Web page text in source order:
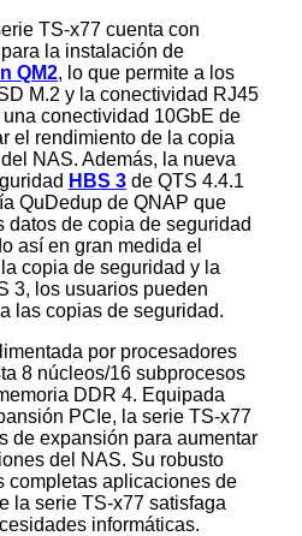
TS-x77 cuenta con
la instalación de
QM2, lo que permite a los
M.2 y la conectividad RJ45
conectividad 10GbE de
el rendimiento de la copia
NAS. Además, la nueva
HBS 3 de QTS 4.4.1
QuDedup de QNAP que
datos de copia de seguridad
así en gran medida el
copia de seguridad y la
3, los usuarios pueden
las copias de seguridad.
por procesadores
8 núcleos/16 subprocesos
DDR 4. Equipada
PCIe, la serie TS-x77
de expansión para aumentar
del NAS. Su robusto
completas aplicaciones de
la serie TS-x77 satisfaga
informáticas.